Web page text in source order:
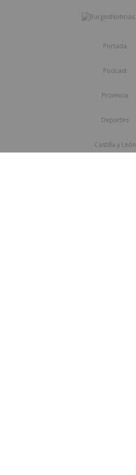
Portada
Podcast
Provincia
Deportes
Castilla y León